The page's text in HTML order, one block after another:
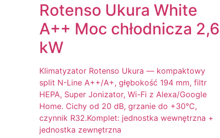
Rotenso Ukura White
A++ Moc chłodnicza 2,6
kW
Klimatyzator Rotenso Ukura — kompaktowy
split N-Line A++/A+, głębokość 194 mm, filtr
HEPA, Super Jonizator, Wi-Fi z Alexa/Google
Home. Cichy od 20 dB, grzanie do +30°C,
czynnik R32.Komplet: jednostka wewnętrzna +
jednostka zewnętrzna